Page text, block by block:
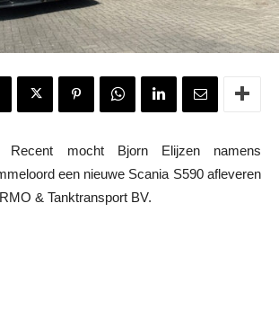
Recent mocht Bjorn Elijzen namens
een nieuwe Scania S590 afleveren
& Tanktransport BV.